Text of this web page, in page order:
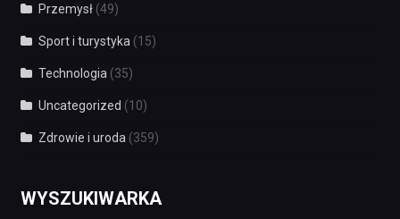
Przemysł(49)
Sport i turystyka (15)
Technologia (35)
Uncategorized (10)
Zdrowie i uroda (359)
WYSZUKIWARKA